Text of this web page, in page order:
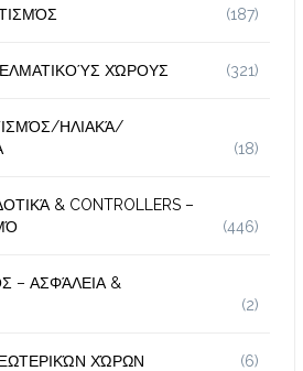
(187)
ΧΏΡΟΥΣ (321)
ΗΛΙΑΚΆ/
(18)
& CONTROLLERS –
(446)
– ΑΣΦΆΛΕΙΑ &
(2)
ΧΏΡΩΝ (6)